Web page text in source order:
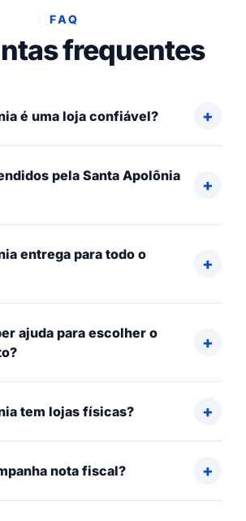
FAQ
frequentes
é uma loja confiável?
pela Santa Apolônia
entrega para todo o
ajuda para escolher o
tem lojas físicas?
nota fiscal?